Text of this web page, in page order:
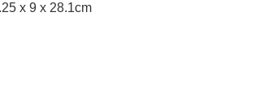
x 9 x 28.1cm